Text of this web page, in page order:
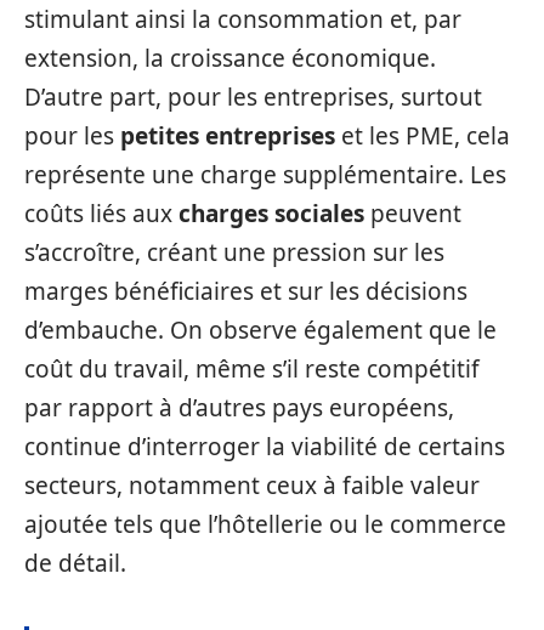
stimulant ainsi la consommation et, par
extension, la croissance économique.
D’autre part, pour les entreprises, surtout
pour les petites entreprises et les PME, cela
représente une charge supplémentaire. Les
coûts liés auxcharges sociales peuvent
s’accroître, créant une pression sur les
marges bénéficiaires et sur les décisions
d’embauche. On observe également que le
coût du travail, même s’il reste compétitif
par rapport à d’autres pays européens,
continue d’interroger la viabilité de certains
secteurs, notamment ceux à faible valeur
ajoutée tels que l’hôtellerie ou le commerce
de détail.